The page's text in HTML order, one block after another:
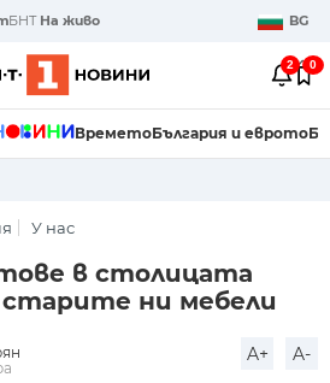
БНТ На живо BG
2 0
ВреметоБългария и еврото
У нас
в столицата
ни мебели
A+ A-